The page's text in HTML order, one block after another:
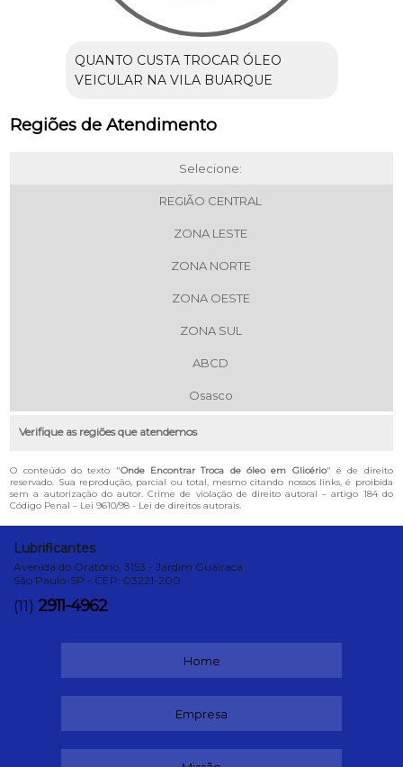
QUANTO CUSTA TROCAR ÓLEO
VEICULAR NA VILA BUARQUE
Regiões de Atendimento
Selecione:
REGIÃO CENTRAL
ZONA LESTE
ZONA NORTE
ZONA OESTE
ZONA SUL
ABCD
Osasco
Verifique as regiões que atendemos
O conteúdo do texto "Onde Encontrar Troca de óleo em Glicério" é de direito
reservado. Sua reprodução, parcial ou total, mesmo citando nossos links, é proibida
sem a autorização do autor. Crime de violação de direito autoral – artigo 184 do
Código Penal – Lei 9610/98 - Lei de direitos autorais.
Lubrificantes
Avenida do Oratório, 3153 - Jardim Guairaca
São Paulo-SP - CEP: 03221-200
(11) 2911-4962
Home
Empresa